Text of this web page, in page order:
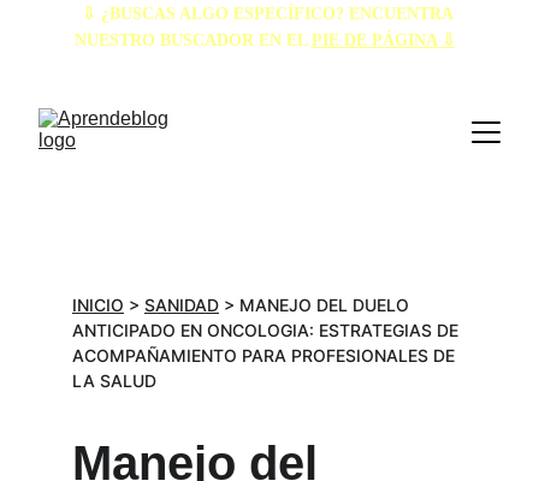
⇩ ¿BUSCAS ALGO ESPECÍFICO? ENCUENTRA
NUESTRO BUSCADOR EN EL PIE DE PÁGINA ⇩
Manejo del
INICIO > SANIDAD > MANEJO DEL DUELO
ANTICIPADO EN ONCOLOGIA: ESTRATEGIAS DE
ACOMPAÑAMIENTO PARA PROFESIONALES DE
LA SALUD